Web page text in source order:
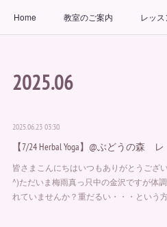
Home 教室のご案内 レッス
お問い合わせ
2025.06
2025.06.23 03:30
【7/24 Herbal Yoga】@ぶどうの森
皆さまこんにちはいつもありがとうござ
^)ただいま梅雨真っ只中の金沢ですが体
れていませんか？重だるい・・・という